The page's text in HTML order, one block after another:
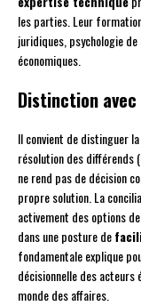
les parties. Leur
juridiques, psychologie
économiques.
Distinction
Il convient de distinguer
résolution des différends
ne rend pas de décision
propre solution. La
activement des options
dans une posture de
fondamentale explique
décisionnelle des
monde des affaires.